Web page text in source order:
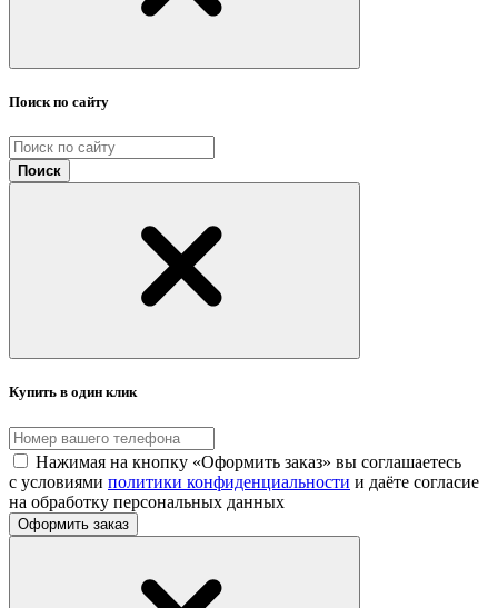
Поиск по сайту
Поиск
Купить в один клик
Нажимая на кнопку «Оформить заказ» вы соглашаетесь
с условиями политики конфиденциальности и даёте согласие
на обработку персональных данных
Оформить заказ